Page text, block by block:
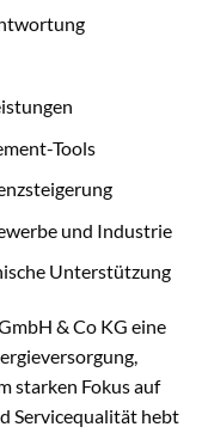
Tools
und Industrie
Unterstützung
& Co KG eine
starken Fokus auf
Servicequalität hebt